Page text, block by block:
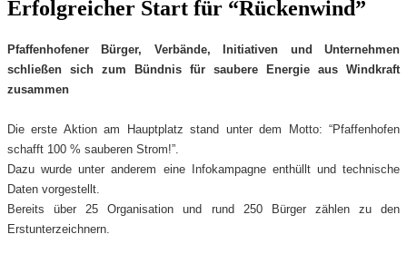
Erfolgreicher Start für “Rückenwind”
Pfaffenhofener Bürger, Verbände, Initiativen und Unternehmen
schließen sich zum Bündnis für saubere Energie aus Windkraft
zusammen
Die erste Aktion am Hauptplatz stand unter dem Motto: “Pfaffenhofen
schafft 100 % sauberen Strom!”.
Dazu wurde unter anderem eine Infokampagne enthüllt und technische
Daten vorgestellt.
Bereits über 25 Organisation und rund 250 Bürger zählen zu den
Erstunterzeichnern.